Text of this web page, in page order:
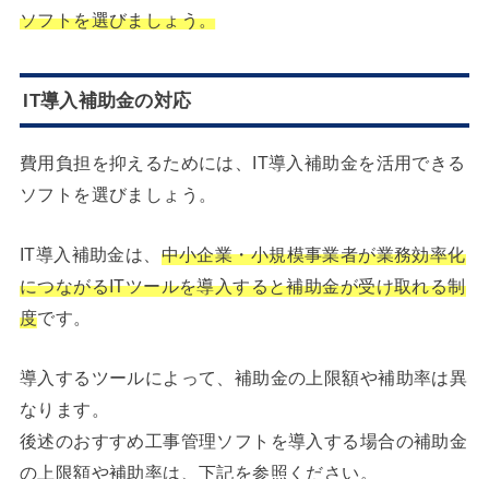
ソフトを選びましょう。
IT導入補助金の対応
費用負担を抑えるためには、IT導入補助金を活用できる
ソフトを選びましょう。
IT導入補助金は、 中小企業・小規模事業者が業務効率化
につながるITツールを導入すると補助金が受け取れる制
度です。
導入するツールによって、補助金の上限額や補助率は異
なります。
後述のおすすめ工事管理ソフトを導入する場合の補助金
の上限額や補助率は、下記を参照ください。